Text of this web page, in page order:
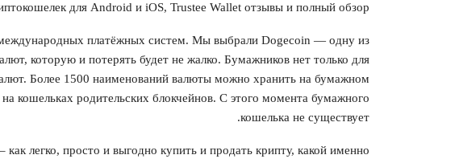
для Android и iOS, Trustee Wallet отзывы и полный обзор.
платёжных систем. Мы выбрали Dogecoin — одну из
которую и потерять будет не жалко. Бумажников нет только для
Более 1500 наименований валюты можно хранить на бумажном
кошельках родительских блокчейнов. С этого момента бумажного
кошелька не существует.
как легко, просто и выгодно купить и продать крипту, какой именно